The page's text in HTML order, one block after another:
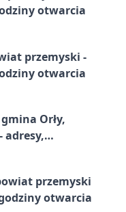
otwarcia
przemyski -
otwarcia
Orły,
adresy,
przemyski
otwarcia